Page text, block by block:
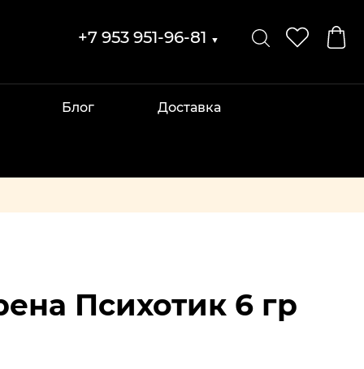
+7 953 951-96-81 ▼
Блог Доставка
Психотик 6 гр